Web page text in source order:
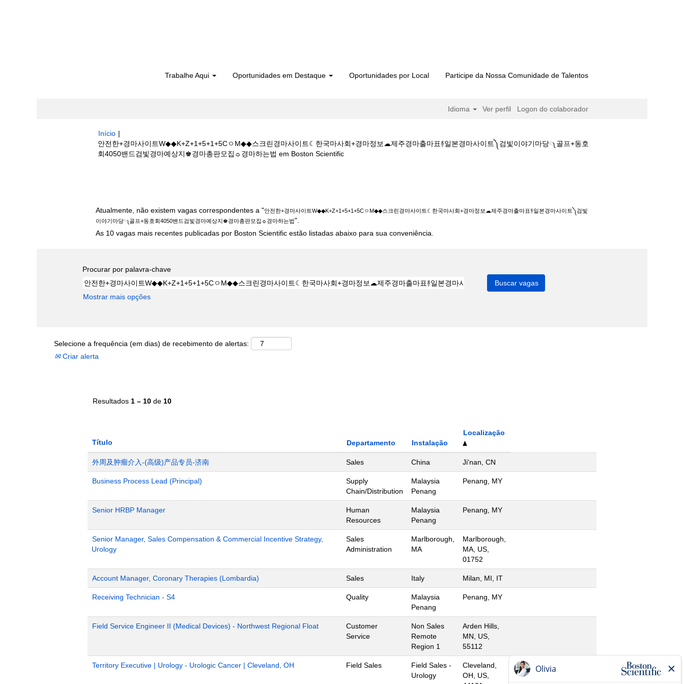
Trabalhe Aqui Oportunidades em Destaque Oportunidades por Local Participe da Nossa Comunidade de Talentos
Idioma Ver perfil Logon do colaborador
Início |
안전한+경마사이트W◆◆K+Z+1+5+1+5CㅇM◆◆스크린경마사이트☾한국마사회+경마정보☁제주경마출마표࿈일본경마사이트༽검빛이야기마당༾골프+동호
회4050밴드검빛경마예상지♚경마총판모집☼경마하는법 em Boston Scientific(página
Atualmente, não existem vagas correspondentes a "안전한+경마사이트W◆◆K+Z+1+5+1+5CㅇM◆◆스크린경마사이트☾한국마사회+경마정보☁제주경마출마표࿈일본경마사이트༽검빛
이야기마당༾골프+동호회4050밴드검빛경마예상지♚경마총판모집☼경마하는법".
As 10 vagas mais recentes publicadas por Boston Scientific estão listadas abaixo para sua conveniência.
Procurar por palavra-chave
Mostrar mais opções
Selecione a frequência (em dias) de recebimento de alertas:
Criar alerta
Resultados 1 – 10 de 10
Título Departamento Instalação
Localização
外周及肿瘤介入-(高级)产品专员-济南 Sales China Ji'nan, CN
Business Process Lead (Principal)
Supply
Chain/Distribution
Malaysia
Penang
Penang, MY
Senior HRBP Manager
Human
Resources
Malaysia
Penang
Penang, MY
Senior Manager, Sales Compensation & Commercial Incentive Strategy,
Urology
Sales
Administration
Marlborough,
MA
Marlborough,
MA, US,
01752
Account Manager, Coronary Therapies (Lombardia) Sales Italy Milan, MI, IT
Receiving Technician - S4 Quality
Malaysia
Penang
Penang, MY
Field Service Engineer II (Medical Devices) - Northwest Regional Float
Customer
Service
Non Sales
Remote
Region 1
Arden Hills,
MN, US,
55112
Territory Executive | Urology - Urologic Cancer | Cleveland, OH Field Sales
Field Sales -
Urology
Cleveland,
OH, US,